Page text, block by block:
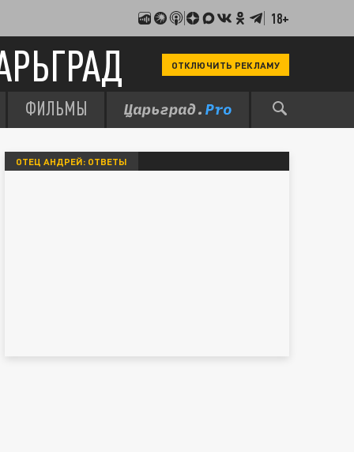
18+
ОТКЛЮЧИТЬ РЕКЛАМУ
ФИЛЬМЫ
ОТЕЦ АНДРЕЙ: ОТВЕТЫ